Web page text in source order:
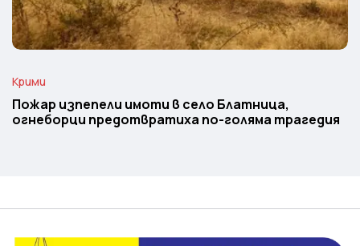
Крими
Пожар изпепели имоти в село Блатница,
огнеборци предотвратиха по-голяма трагедия